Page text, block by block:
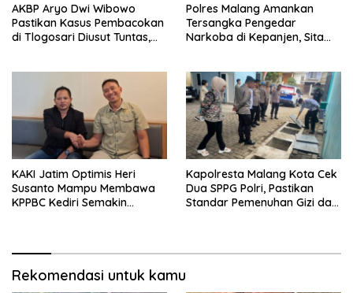
AKBP Aryo Dwi Wibowo
Pastikan Kasus Pembacokan
di Tlogosari Diusut Tuntas,
Polres Malang Amankan
Tersangka Pengedar
Narkoba di Kepanjen, Sita
KAKI Jatim Optimis Heri
Susanto Mampu Membawa
KPPBC Kediri Semakin
Kapolresta Malang Kota Cek
Dua SPPG Polri, Pastikan
Standar Pemenuhan Gizi dan
Rekomendasi untuk kamu